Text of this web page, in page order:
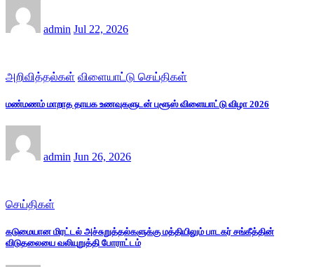
admin Jul 22, 2026
அறிவித்தல்கள் விளையாட்டு செய்திகள்
மண்மணம் மாறாத தாயக உணவுகளுடன் புளூஸ் விளையாட்டு விழா 2026
admin Jun 26, 2026
செய்திகள்
கடுமையான மிரட்டல் அச்சுறுத்தல்களுக்கு மத்தியிலும் பாடகர் சங்கீத்தின்
விடுதலையை வலியுறுத்தி போராட்டம்